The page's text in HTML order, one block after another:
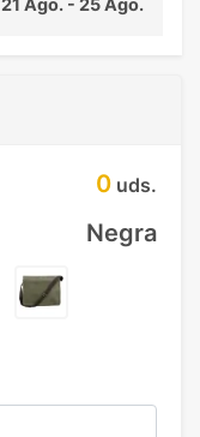
0 uds.
Negra